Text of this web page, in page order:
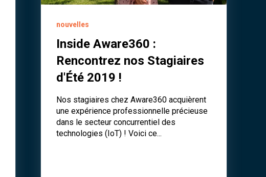
nouvelles
Inside Aware360 :
Rencontrez nos Stagiaires
d'Été 2019 !
Nos stagiaires chez Aware360 acquièrent
une expérience professionnelle précieuse
dans le secteur concurrentiel des
technologies (IoT) ! Voici ce...